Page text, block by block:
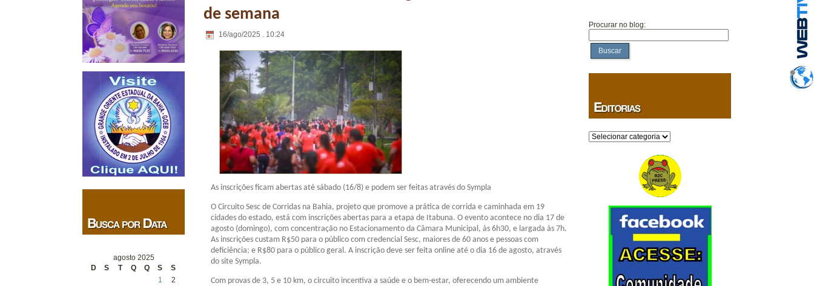
agosto 2025
D
S T Q Q S
S
1
2
de semana
16/ago/2025 . 10:24
As inscrições ficam abertas até sábado (16/8) e podem ser feitas através do Sympla
O Circuito Sesc de Corridas na Bahia, projeto que promove a prática de corrida e caminhada em 19
cidades do estado, está com inscrições abertas para a etapa de Itabuna. O evento acontece no dia 17 de
agosto (domingo), com concentração no Estacionamento da Câmara Municipal, às 6h30, e largada às 7h.
As inscrições custam R$50 para o público com credencial Sesc, maiores de 60 anos e pessoas com
deficiência; e R$80 para o público geral. A inscrição deve ser feita online até o dia 16 de agosto, através
do site Sympla.
Com provas de 3, 5 e 10 km, o circuito incentiva a saúde e o bem-estar, oferecendo um ambiente
Procurar no blog:
Buscar
Categorias